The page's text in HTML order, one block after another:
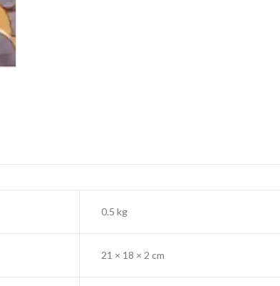
0.5 kg
21 × 18 × 2 cm